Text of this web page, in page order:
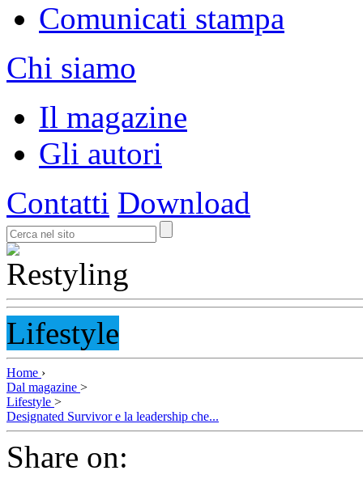
Comunicati stampa
Chi siamo
Il magazine
Gli autori
Contatti Download
Lifestyle
Home ›
Dal magazine >
Lifestyle >
Designated Survivor e la leadership che...
Share on: